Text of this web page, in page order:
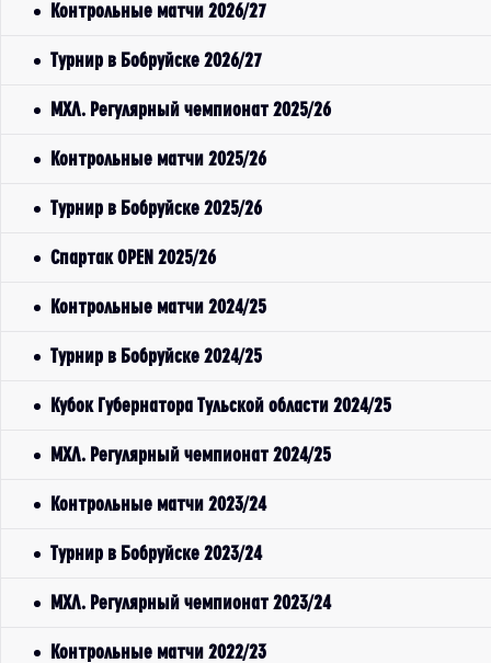
Контрольные матчи 2026/27
Турнир в Бобруйске 2026/27
МХЛ. Регулярный чемпионат 2025/26
Контрольные матчи 2025/26
Турнир в Бобруйске 2025/26
Спартак OPEN 2025/26
Контрольные матчи 2024/25
Турнир в Бобруйске 2024/25
Кубок Губернатора Тульской области 2024/25
МХЛ. Регулярный чемпионат 2024/25
Контрольные матчи 2023/24
Турнир в Бобруйске 2023/24
МХЛ. Регулярный чемпионат 2023/24
Контрольные матчи 2022/23